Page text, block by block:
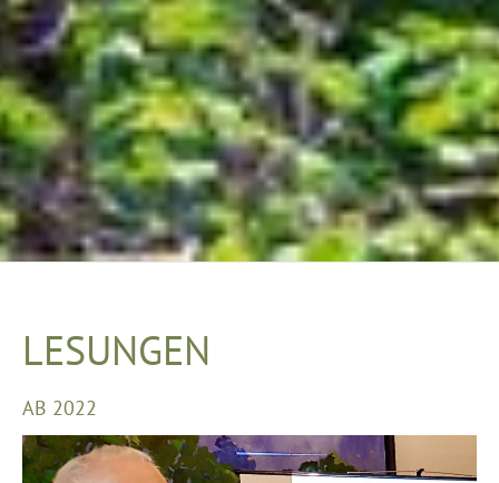
LESUNGEN
AB 2022